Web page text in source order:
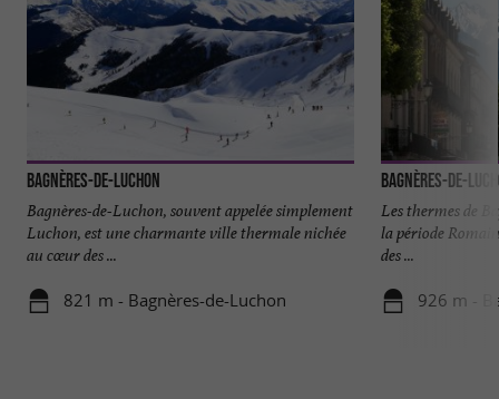
Bagnères-de-Luchon
Bagnères-de-Luchon, souvent appelée simplement
Luchon, est une charmante ville thermale nichée
au cœur des ...
821 m - Bagnères-de-Luchon
Bagnères-de-
Les thermes de
la période
des ...
926 m -